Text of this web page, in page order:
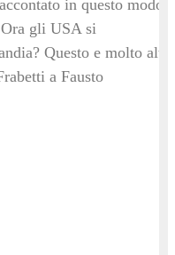
in questo modo?
Ora gli USA si
Questo e molto altro
a Fausto